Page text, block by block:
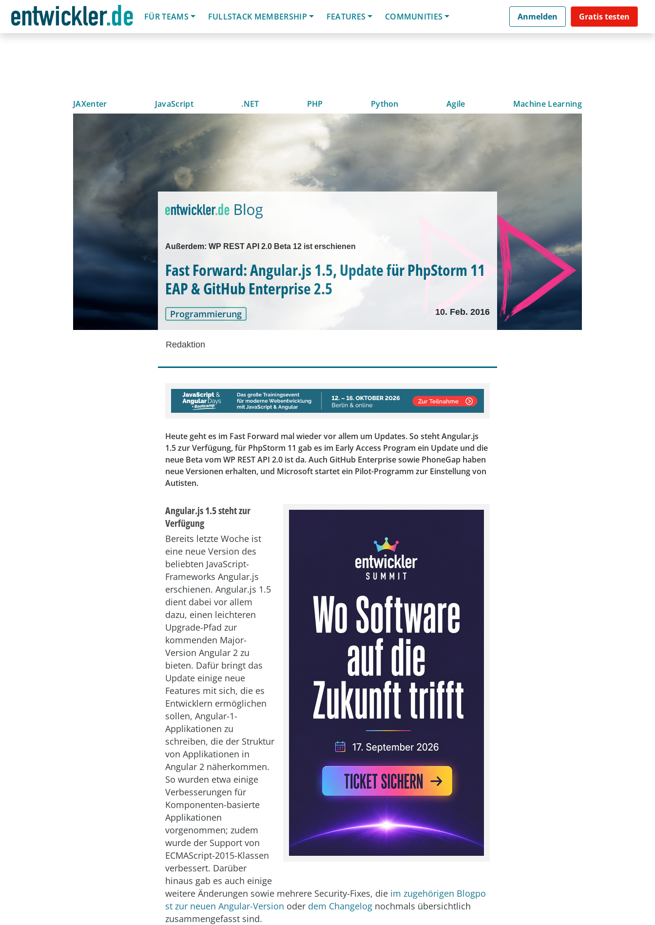
FÜR TEAMS
FULLSTACK MEMBERSHIP FEATURES COMMUNITIES Anmelden Gratis testen
JAXenter JavaScript .NET PHP Python Agile Machine Learning
Außerdem: WP REST API 2.0 Beta 12 ist erschienen
Fast Forward: Angular.js 1.5, Update für PhpStorm 11
EAP & GitHub Enterprise 2.5
Programmierung 10. Feb. 2016
Redaktion
Heute geht es im Fast Forward mal wieder vor allem um Updates. So steht Angular.js
1.5 zur Verfügung, für PhpStorm 11 gab es im Early Access Program ein Update und die
neue Beta vom WP REST API 2.0 ist da. Auch GitHub Enterprise sowie PhoneGap haben
neue Versionen erhalten, und Microsoft startet ein Pilot-Programm zur Einstellung von
Autisten.
Angular.js 1.5 steht zur
Verfügung
Bereits letzte Woche ist
eine neue Version des
beliebten JavaScript-
Frameworks Angular.js
erschienen. Angular.js 1.5
dient dabei vor allem
dazu, einen leichteren
Upgrade-Pfad zur
kommenden Major-
Version Angular 2 zu
bieten. Dafür bringt das
Update einige neue
Features mit sich, die es
Entwicklern ermöglichen
sollen, Angular-1-
Applikationen zu
schreiben, die der Struktur
von Applikationen in
Angular 2 näherkommen.
So wurden etwa einige
Verbesserungen für
Komponenten-basierte
Applikationen
vorgenommen; zudem
wurde der Support von
ECMAScript-2015-Klassen
verbessert. Darüber
hinaus gab es auch einige
weitere Änderungen sowie mehrere Security-Fixes, die im zugehörigen Blogpo
st zur neuen Angular-Version oder dem Changelog nochmals übersichtlich
zusammengefasst sind.